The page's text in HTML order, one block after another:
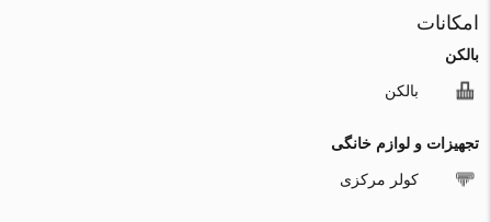
امکانات
بالکن
بالکن
تجهیزات و لوازم خانگی
کولر مرکزی